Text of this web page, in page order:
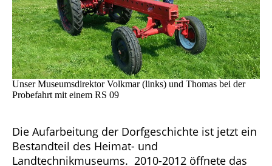
Unser Museumsdirektor Volkmar (links) und Thomas bei der
Probefahrt mit einem RS 09
Die Aufarbeitung der Dorfgeschichte ist jetzt ein
Bestandteil des Heimat- und
Landtechnikmuseums. 2010-2012 öffnete das